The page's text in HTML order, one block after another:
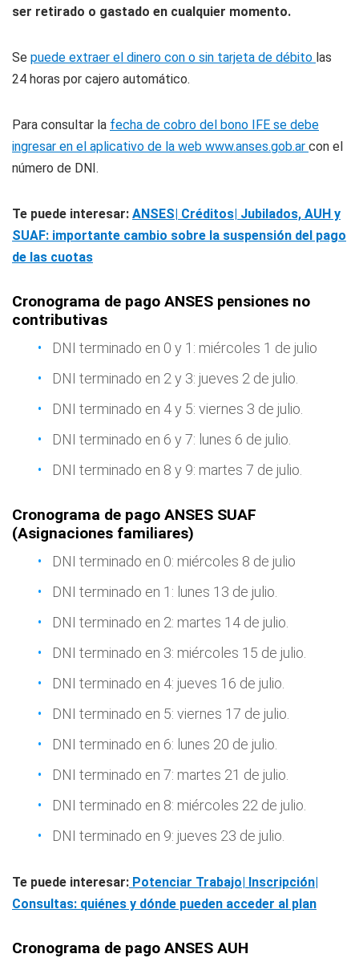
ser retirado o gastado en cualquier momento.
Se puede extraer el dinero con o sin tarjeta de débito las
24 horas por cajero automático.
Para consultar la fecha de cobro del bono IFE se debe
ingresar en el aplicativo de la web www.anses.gob.ar con el
número de DNI.
Te puede interesar: ANSES| Créditos| Jubilados, AUH y
SUAF: importante cambio sobre la suspensión del pago
de las cuotas
Cronograma de pago ANSES pensiones no
contributivas
DNI terminado en 0 y 1: miércoles 1 de julio
DNI terminado en 2 y 3: jueves 2 de julio.
DNI terminado en 4 y 5: viernes 3 de julio.
DNI terminado en 6 y 7: lunes 6 de julio.
DNI terminado en 8 y 9: martes 7 de julio.
Cronograma de pago ANSES SUAF
(Asignaciones familiares)
DNI terminado en 0: miércoles 8 de julio
DNI terminado en 1: lunes 13 de julio.
DNI terminado en 2: martes 14 de julio.
DNI terminado en 3: miércoles 15 de julio.
DNI terminado en 4: jueves 16 de julio.
DNI terminado en 5: viernes 17 de julio.
DNI terminado en 6: lunes 20 de julio.
DNI terminado en 7: martes 21 de julio.
DNI terminado en 8: miércoles 22 de julio.
DNI terminado en 9: jueves 23 de julio.
Te puede interesar: Potenciar Trabajo| Inscripción|
Consultas: quiénes y dónde pueden acceder al plan
Cronograma de pago ANSES AUH